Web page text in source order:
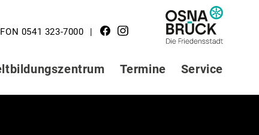
0541 323-7000
LOGO STADT
OSNABRÜCK
Termine Service